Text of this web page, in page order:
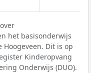
het basisonderwijs
Dit is op
Kinderopvang
Onderwijs (DUO).